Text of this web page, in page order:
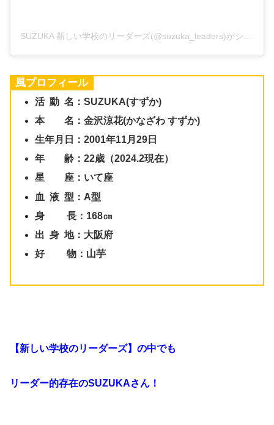
SUZUKA
の
Wiki
風プロフィール
活 動 名：SUZUKA(すずか)
本 名：金沢涼花(かなざわ すずか)
生年月日：2001年11月29日
年 齢：22歳（2024.2現在）
星 座：いて座
血 液 型：A型
身 長：168㎝
出 身 地：大阪府
好 物：山芋
【新しい学校のリーダーズ】の中でも
リーダー的存在のSUZUKAさん！